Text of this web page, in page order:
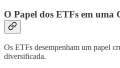
O Papel dos ETFs em uma
Os ETFs desempenham um papel
diversificada.